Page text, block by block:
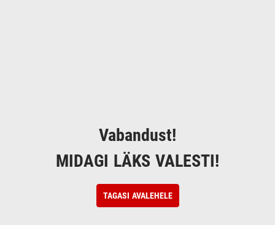
Vabandust!
MIDAGI LÄKS VALESTI!
TAGASI AVALEHELE